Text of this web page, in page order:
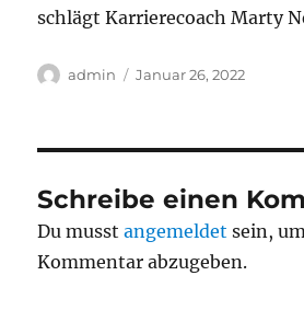
schlägt Karrierecoach Marty
Autor
admin
Veröffentlicht
Januar 26, 2022
Schreibe einen
Du musstangemeldet sein,
Kommentar abzugeben.